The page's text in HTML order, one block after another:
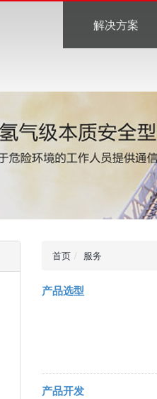
解决方案
首页 服务
产品选型
产品开发